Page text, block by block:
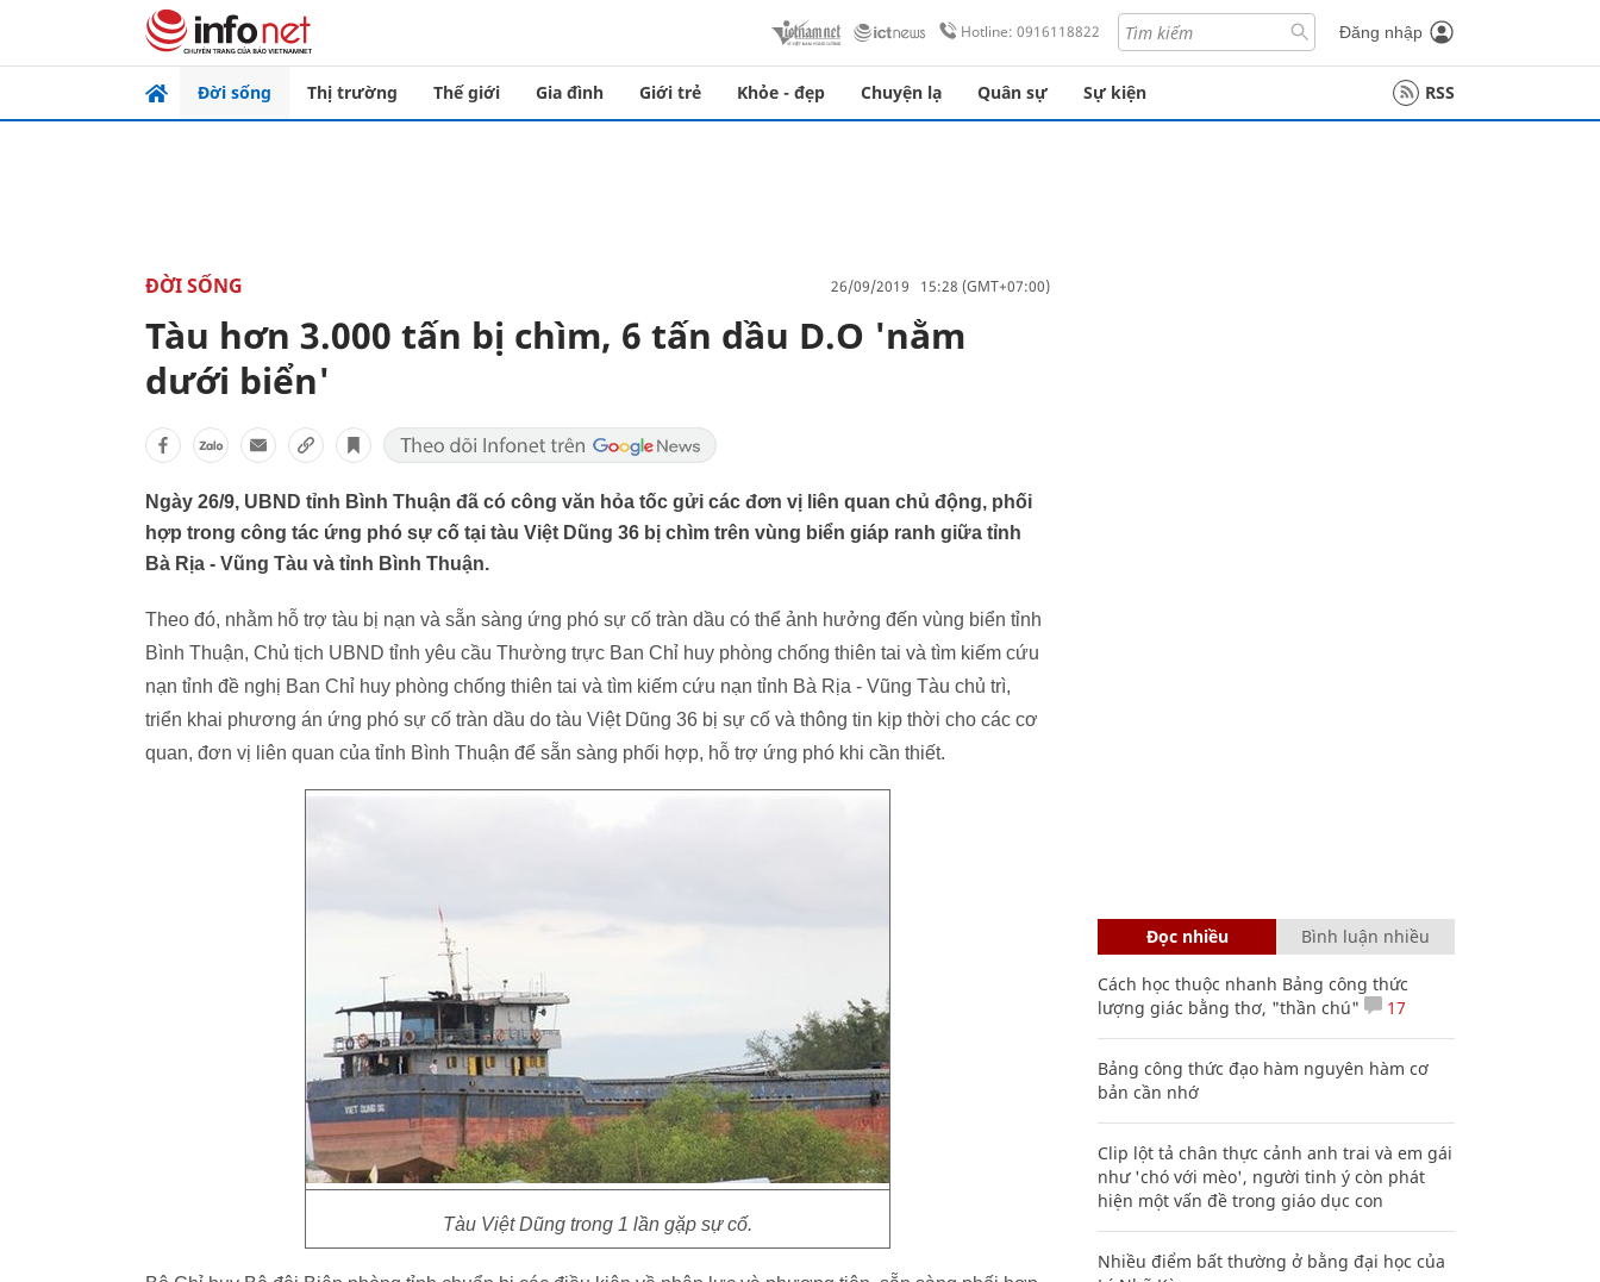
Hotline: 0916118822 Đăng nhập
Đời sống Thị trường Thế giới Gia đình Giới trẻ Khỏe - đẹp Chuyện lạ Quân sự Sự kiện RSS
ĐỜI SỐNG 26/09/2019 15:28 (GMT+07:00)
Tàu hơn 3.000 tấn bị chìm, 6 tấn dầu D.O 'nằm
dưới biển'
Ngày 26/9, UBND tỉnh Bình Thuận đã có công văn hỏa tốc gửi các đơn vị liên quan chủ động, phối
hợp trong công tác ứng phó sự cố tại tàu Việt Dũng 36 bị chìm trên vùng biển giáp ranh giữa tỉnh
Bà Rịa - Vũng Tàu và tỉnh Bình Thuận.
Theo đó, nhằm hỗ trợ tàu bị nạn và sẵn sàng ứng phó sự cố tràn dầu có thể ảnh hưởng đến vùng biển tỉnh
Bình Thuận, Chủ tịch UBND tỉnh yêu cầu Thường trực Ban Chỉ huy phòng chống thiên tai và tìm kiếm cứu
nạn tỉnh đề nghị Ban Chỉ huy phòng chống thiên tai và tìm kiếm cứu nạn tỉnh Bà Rịa - Vũng Tàu chủ trì,
triển khai phương án ứng phó sự cố tràn dầu do tàu Việt Dũng 36 bị sự cố và thông tin kịp thời cho các cơ
quan, đơn vị liên quan của tỉnh Bình Thuận để sẵn sàng phối hợp, hỗ trợ ứng phó khi cần thiết.
Tàu Việt Dũng trong 1 lần gặp sự cố.
Đọc nhiều Bình luận nhiều
Cách học thuộc nhanh Bảng công thức
lượng giác bằng thơ, "thần chú"
17
Bảng công thức đạo hàm nguyên hàm cơ
bản cần nhớ
Clip lột tả chân thực cảnh anh trai và em gái
như 'chó với mèo', người tinh ý còn phát
hiện một vấn đề trong giáo dục con
Nhiều điểm bất thường ở bằng đại học của